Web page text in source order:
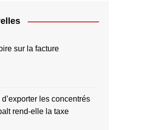
sur la facture
les concentrés
rend-elle la taxe